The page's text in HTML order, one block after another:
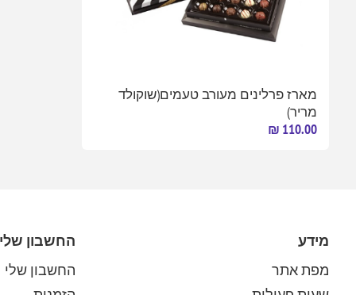
מארז פרלינים מעורב טעמים(שוקולד
מריר)
110.00 ₪
מידע
מפת אתר
החשבון שלי
החשבון שלי